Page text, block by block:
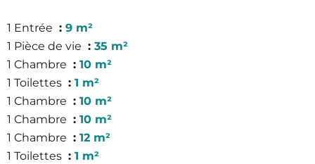
1 Entrée
9 m²
1 Pièce de vie
35 m²
1 Chambre
10 m²
1 Toilettes
1 m²
1 Chambre
10 m²
1 Chambre
10 m²
1 Chambre
12 m²
1 Toilettes
1 m²